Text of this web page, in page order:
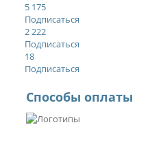
5 175
Подписаться
2 222
Подписаться
18
Подписаться
Способы оплаты